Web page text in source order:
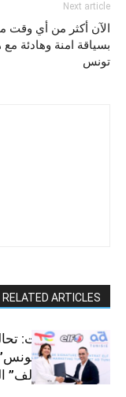
Next article
الآن أكثر من أي وقت
بسياقة امنة وهادئة مع
تونس
RELATED ARTICLES
قطاع السيارات:
“توتال إنرجيز
لتوزيع زيوت “إلف”